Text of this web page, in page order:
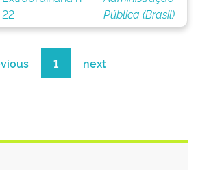
22
Pública (Brasil)
1 next